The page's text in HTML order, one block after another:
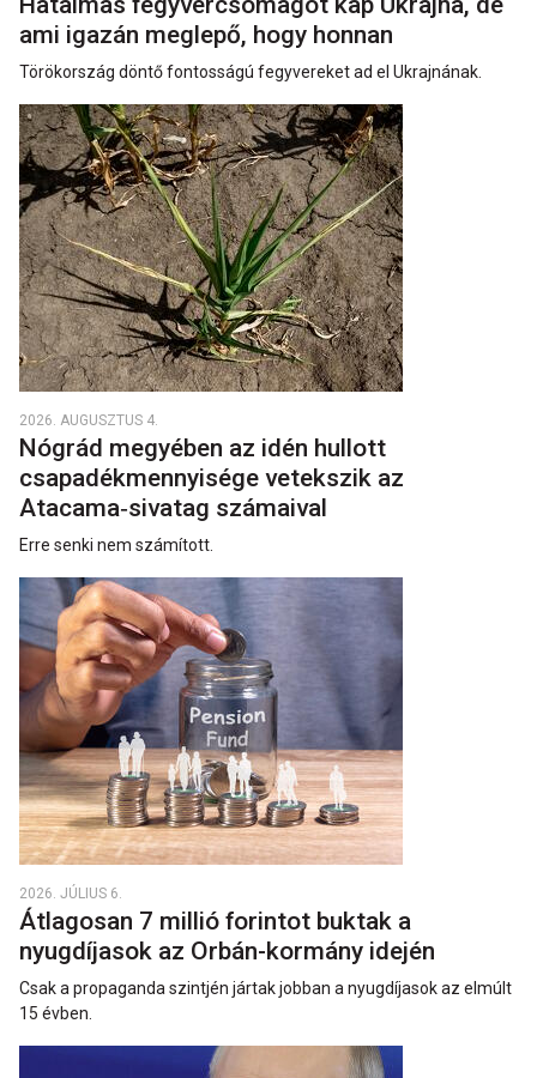
ami igazán meglepő, hogy honnan
Törökország döntő fontosságú fegyvereket ad el Ukrajnának.
2026. AUGUSZTUS 4.
Nógrád megyében az idén hullott
csapadékmennyisége vetekszik az
Atacama‑sivatag számaival
Erre senki nem számított.
2026. JÚLIUS 6.
Átlagosan 7 millió forintot buktak a
nyugdíjasok az Orbán-kormány idején
Csak a propaganda szintjén jártak jobban a nyugdíjasok az elmúlt
15 évben.